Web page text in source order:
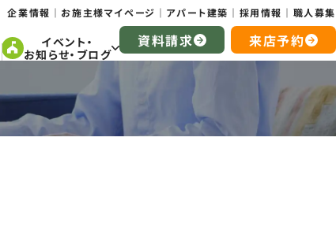
イベント・
お知らせ・ブログ
資料請求 来店予約
企業情報 お施主様マイページ アパート建築 採用情報 職人募集